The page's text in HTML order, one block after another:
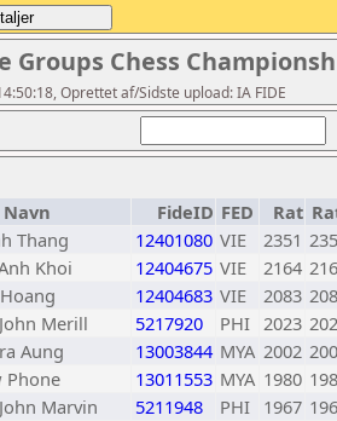
Groups Chess
Oprettet af/Sidste upload: IA FIDE
Navn FideID FED Rat
Thang 12401080 VIE 2351
Khoi 12404675 VIE 2164
12404683 VIE 2083
Merill 5217920 PHI 2023
Aung 13003844 MYA 2002
Phone 13011553 MYA 1980
Marvin 5211948 PHI 1967